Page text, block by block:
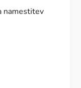
namestitev